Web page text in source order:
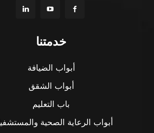
خدمتنا
أبواب الضيافة
أبواب الشقق
باب التعليم
أبواب الرعاية الصحية